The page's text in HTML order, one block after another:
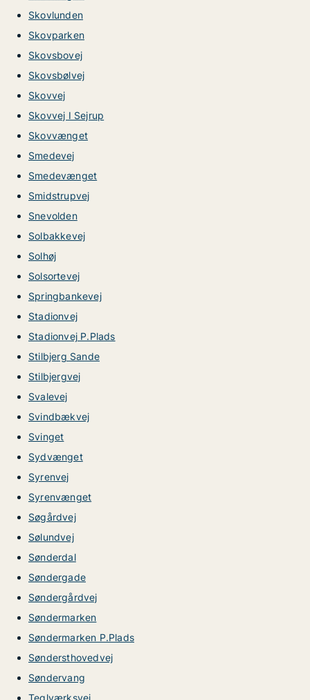
Skovlunden
Skovparken
Skovsbovej
Skovsbølvej
Skovvej
Skovvej I Sejrup
Skovvænget
Smedevej
Smedevænget
Smidstrupvej
Snevolden
Solbakkevej
Solhøj
Solsortevej
Springbankevej
Stadionvej
Stadionvej P.Plads
Stilbjerg Sande
Stilbjergvej
Svalevej
Svindbækvej
Svinget
Sydvænget
Syrenvej
Syrenvænget
Søgårdvej
Sølundvej
Sønderdal
Søndergade
Søndergårdvej
Søndermarken
Søndermarken P.Plads
Søndersthovedvej
Søndervang
Teglværksvej